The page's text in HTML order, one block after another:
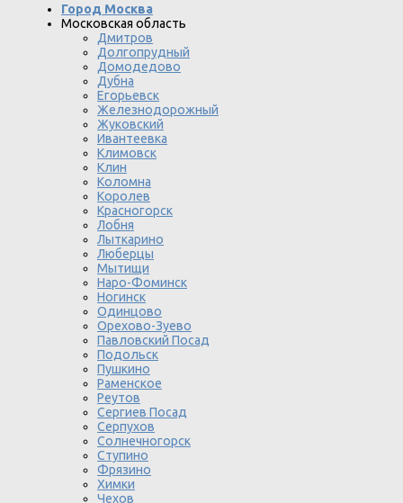
Город Москва
Московская область
Дмитров
Долгопрудный
Домодедово
Дубна
Егорьевск
Железнодорожный
Жуковский
Ивантеевка
Климовск
Клин
Коломна
Королев
Красногорск
Лобня
Лыткарино
Люберцы
Мытищи
Наро-Фоминск
Ногинск
Одинцово
Орехово-Зуево
Павловский Посад
Подольск
Пушкино
Раменское
Реутов
Сергиев Посад
Серпухов
Солнечногорск
Ступино
Фрязино
Химки
Чехов